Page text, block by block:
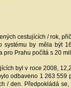
cestujících / rok,
by měla být
Prahu počítá s 20
byl v roce 2008,
odbaveno 1 263
/ den. Předpokládá